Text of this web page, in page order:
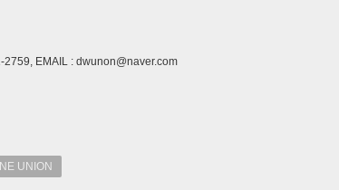
2759, EMAIL : dwunon@naver.com
UNION